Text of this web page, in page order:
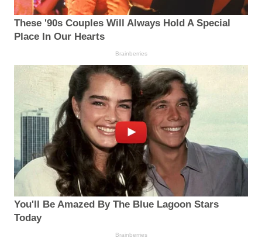
These '90s Couples Will Always Hold A Special
Place In Our Hearts
Brainberries
You'll Be Amazed By The Blue Lagoon Stars
Today
Brainberries